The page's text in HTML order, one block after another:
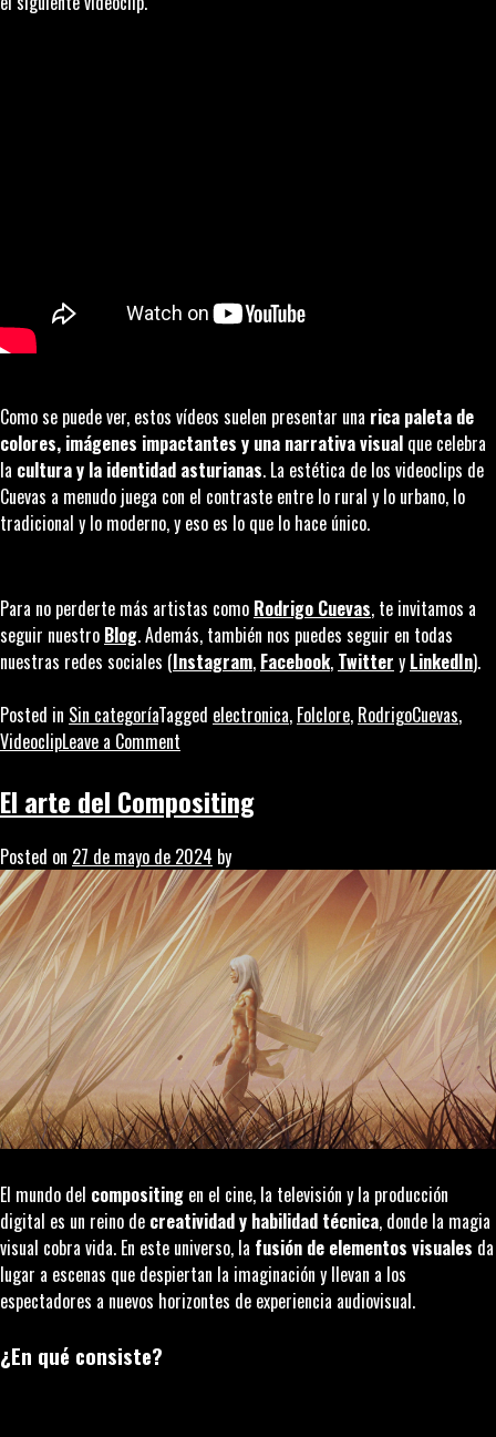
Como se puede ver, estos vídeos suelen presentar una rica paleta de
colores, imágenes impactantes y una narrativa visual que celebra
la cultura y la identidad asturianas. La estética de los videoclips de
Cuevas a menudo juega con el contraste entre lo rural y lo urbano, lo
tradicional y lo moderno, y eso es lo que lo hace único.
Para no perderte más artistas como Rodrigo Cuevas, te invitamos a
seguir nuestro Blog. Además, también nos puedes seguir en todas
nuestras redes sociales (Instagram, Facebook, Twitter y LinkedIn).
Posted in Sin categoríaTagged electronica, Folclore, RodrigoCuevas,
VideoclipLeave a Comment
Cuevas:
la
reivindicación
del
arte
folclórico
El arte del Compositing
Posted on 27 de mayo de 2024 by
El mundo del compositing en el cine, la televisión y la producción
digital es un reino de creatividad y habilidad técnica, donde la magia
visual cobra vida. En este universo, la fusión de elementos visuales da
lugar a escenas que despiertan la imaginación y llevan a los
espectadores a nuevos horizontes de experiencia audiovisual.
¿En qué consiste?